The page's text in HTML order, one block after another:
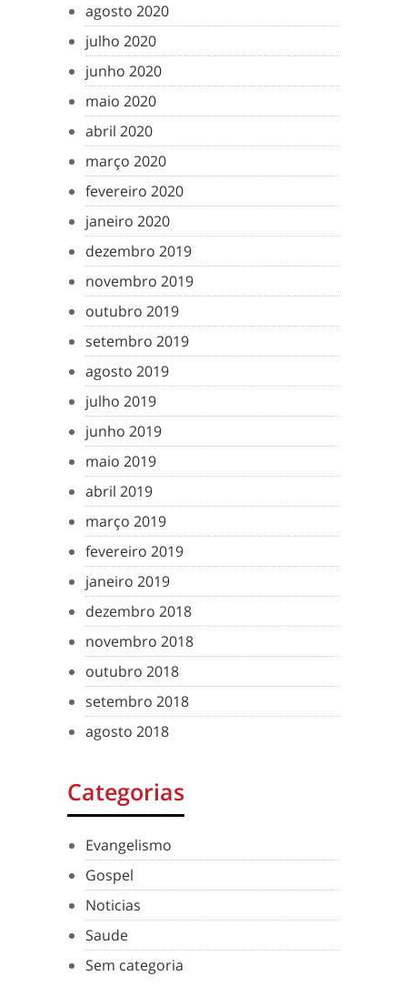
agosto 2020
julho 2020
junho 2020
maio 2020
abril 2020
março 2020
fevereiro 2020
janeiro 2020
dezembro 2019
novembro 2019
outubro 2019
setembro 2019
agosto 2019
julho 2019
junho 2019
maio 2019
abril 2019
março 2019
fevereiro 2019
janeiro 2019
dezembro 2018
novembro 2018
outubro 2018
setembro 2018
agosto 2018
Categorias
Evangelismo
Gospel
Noticias
Saude
Sem categoria